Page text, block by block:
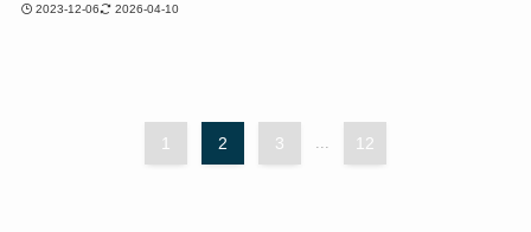
2023-12-06 2026-04-10
1 2 3 ... 12